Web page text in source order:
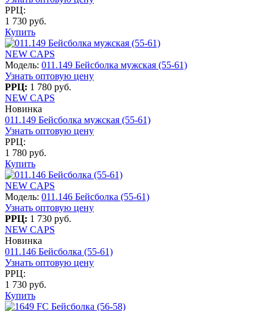
РРЦ:
1 730 руб.
Купить
NEW CAPS
Модель: 011.149 Бейсболка мужская (55-61)
Узнать оптовую цену
РРЦ: 1 780 руб.
NEW CAPS
Новинка
011.149 Бейсболка мужская (55-61)
Узнать оптовую цену
РРЦ:
1 780 руб.
Купить
NEW CAPS
Модель: 011.146 Бейсболка (55-61)
Узнать оптовую цену
РРЦ: 1 730 руб.
NEW CAPS
Новинка
011.146 Бейсболка (55-61)
Узнать оптовую цену
РРЦ:
1 730 руб.
Купить